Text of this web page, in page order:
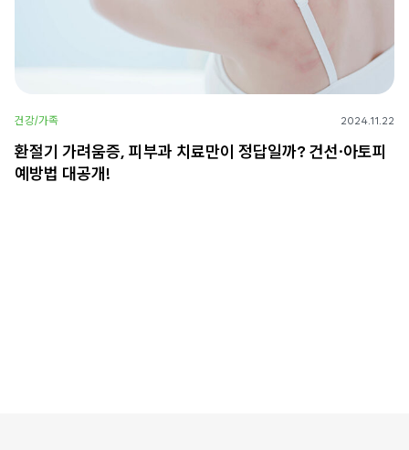
건강/가족 2024.11.22
환절기 가려움증, 피부과 치료만이 정답일까? 건선·아토피
예방법 대공개!